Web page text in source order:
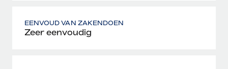
EENVOUD VAN ZAKENDOEN
Zeer eenvoudig